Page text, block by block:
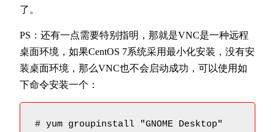
了。
PS：还有一点需要特别指明，那就是VNC是一种远程
桌面环境，如果CentOS 7系统采用最小化安装，没有安
装桌面环境，那么VNC也不会启动成功，可以使用如
下命令安装一个：
# yum groupinstall "GNOME Desktop"